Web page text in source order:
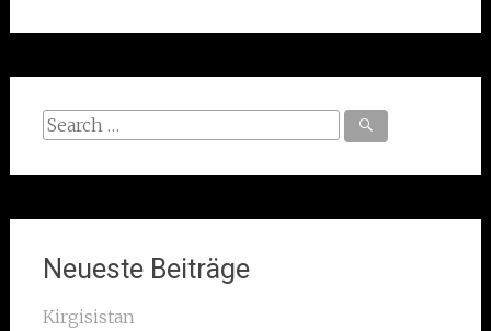
Search
Neueste Beiträge
Kirgisistan